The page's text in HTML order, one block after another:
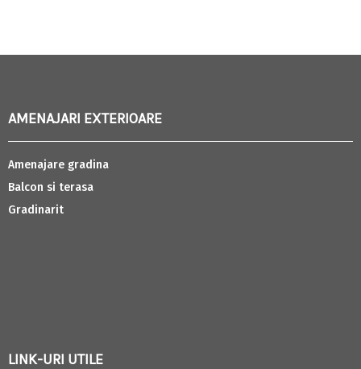
AMENAJARI EXTERIOARE
Amenajare gradina
Balcon si terasa
Gradinarit
LINK-URI UTILE